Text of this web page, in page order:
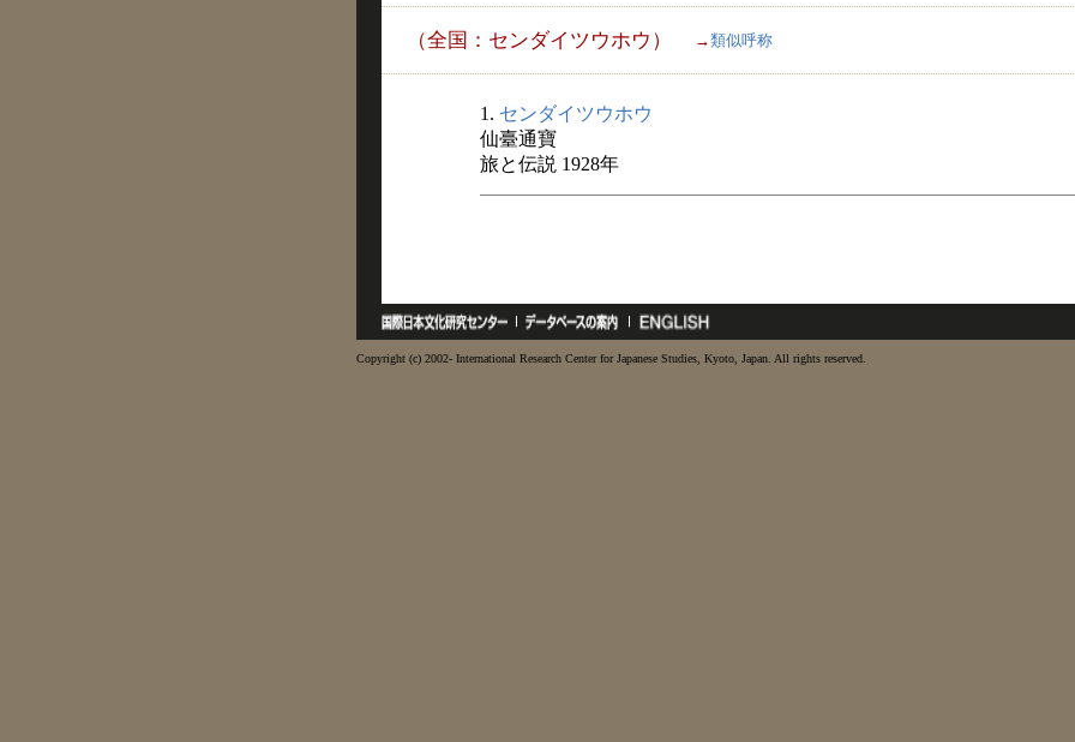
（全国：センダイツウホウ） →類似呼称
1. センダイツウホウ
仙臺通寶
旅と伝説 1928年
Copyright (c) 2002- International Research Center for Japanese Studies, Kyoto, Japan. All rights reserved.